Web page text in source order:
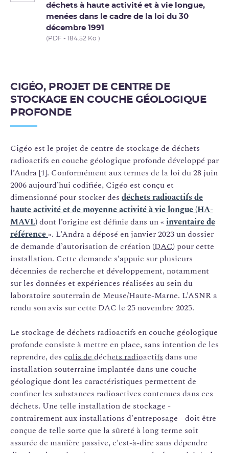
déchets à haute activité et à vie longue,
menées dans le cadre de la loi du 30
décembre 1991
(PDF - 184.52 Ko )
CIGÉO, PROJET DE CENTRE DE
STOCKAGE EN COUCHE GÉOLOGIQUE
PROFONDE
Cigéo est le projet de centre de stockage de déchets
radioactifs en couche géologique profonde développé par
l’Andra [1]. Conformément aux termes de la loi du 28 juin
2006 aujourd’hui codifiée, Cigéo est conçu et
dimensionné pour stocker des déchets radioactifs de
haute activité et de moyenne activité à vie longue (HA-
MAVL)dont l’origine est définie dans un «inventaire de
référence». L’Andra a déposé en janvier 2023 un dossier
de demande d’autorisation de création (DAC) pour cette
installation. Cette demande s’appuie sur plusieurs
décennies de recherche et développement, notamment
sur les données et expériences réalisées au sein du
laboratoire souterrain de Meuse/Haute-Marne. L’ASNR a
rendu son avis sur cette DAC le 25 novembre 2025.
Le stockage de déchets radioactifs en couche géologique
profonde consiste à mettre en place, sans intention de les
reprendre, des colis de déchets radioactifs dans une
installation souterraine implantée dans une couche
géologique dont les caractéristiques permettent de
confiner les substances radioactives contenues dans ces
déchets. Une telle installation de stockage -
contrairement aux installations d'entreposage - doit être
conçue de telle sorte que la sûreté à long terme soit
assurée de manière passive, c'est-à-dire sans dépendre